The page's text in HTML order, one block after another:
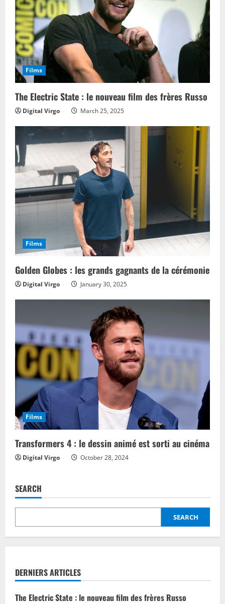
e
a
d
i
n
g
Films
The Electric State : le nouveau film des frères Russo
Digital Virgo March 25, 2025
Films
Golden Globes : les grands gagnants de la cérémonie
Digital Virgo January 30, 2025
Films
Transformers 4 : le dessin animé est sorti au cinéma
Digital Virgo October 28, 2024
SEARCH
SEARCH
DERNIERS ARTICLES
The Electric State : le nouveau film des frères Russo